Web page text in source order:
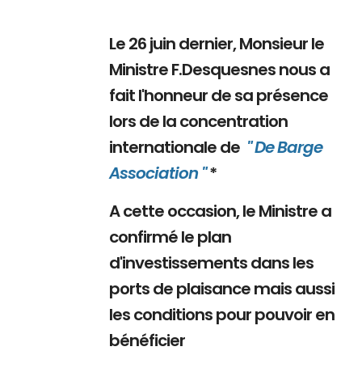
Le 26 juin dernier, Monsieur le
Ministre F.Desquesnes nous a
fait l'honneur de sa présence
lors de la concentration
internationale de " De Barge
Association "*
A cette occasion, le Ministre a
confirmé le plan
d'investissements dans les
ports de plaisance mais aussi
les conditions pour pouvoir en
bénéficier